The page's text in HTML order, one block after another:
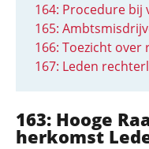
164: Procedure bij
165:
166: Toezicht
167: Leden
163: Hooge
herkomst